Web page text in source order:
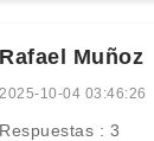
Rafael Muñoz
2025-10-04 03:46:26
Respuestas : 3